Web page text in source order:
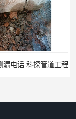
管道工程